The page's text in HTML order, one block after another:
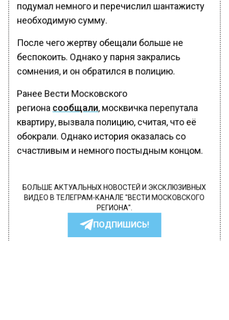
подумал немного и перечислил шантажисту
необходимую сумму.
После чего жертву обещали больше не
беспокоить. Однако у парня закрались
сомнения, и он обратился в полицию.
Ранее Вести Московского
регионасообщали, москвичка перепутала
квартиру, вызвала полицию, считая, что её
обокрали. Однако история оказалась со
счастливым и немного постыдным концом.
БОЛЬШЕ АКТУАЛЬНЫХ НОВОСТЕЙ И ЭКСКЛЮЗИВНЫХ
ВИДЕО В ТЕЛЕГРАМ-КАНАЛЕ "ВЕСТИ МОСКОВСКОГО
РЕГИОНА".
ПОДПИШИСЬ!